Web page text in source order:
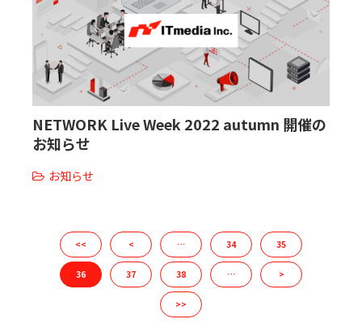
NETWORK Live Week 2022 autumn 開催の
お知らせ
お知らせ
<< < … 34 35
36 37 38 … >
>>